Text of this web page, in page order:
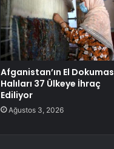
Afganistan’ın El
Halıları 37 Ülkeye İhraç
Ediliyor
Ağustos 3, 2026